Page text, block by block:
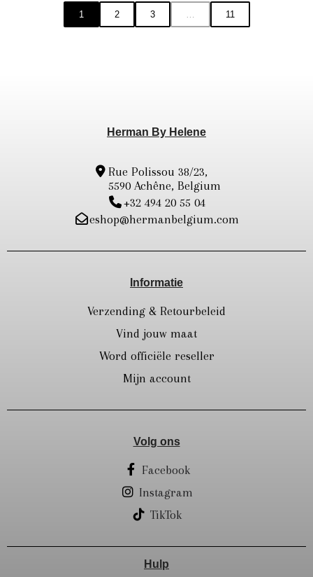
1 2 3 … 11
Herman By Helene
Rue Polissou 38/23,
5590 Achêne, Belgium
+32 494 20 55 04
eshop@hermanbelgium.com
Informatie
Verzending & Retourbeleid
Vind jouw maat
Word officiële reseller
Mijn account
Volg ons
Facebook
Instagram
TikTok
Hulp